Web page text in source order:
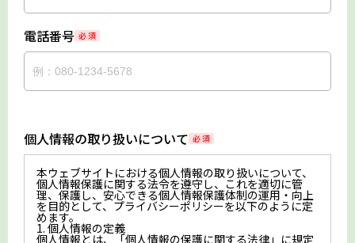
電話番号 必 須
個人情報の取り扱いについて 必 須
本ウェブサイトにおける個人情報の取り扱いについて、
個人情報保護に関する法令を遵守し、これを適切に管
理、保護し、安心できる個人情報保護体制の運用・向上
を目的として、プライバシーポリシーを以下のように定
めます。
1. 個人情報の定義
個人情報とは、「個人情報の保護に関する法律」に規定